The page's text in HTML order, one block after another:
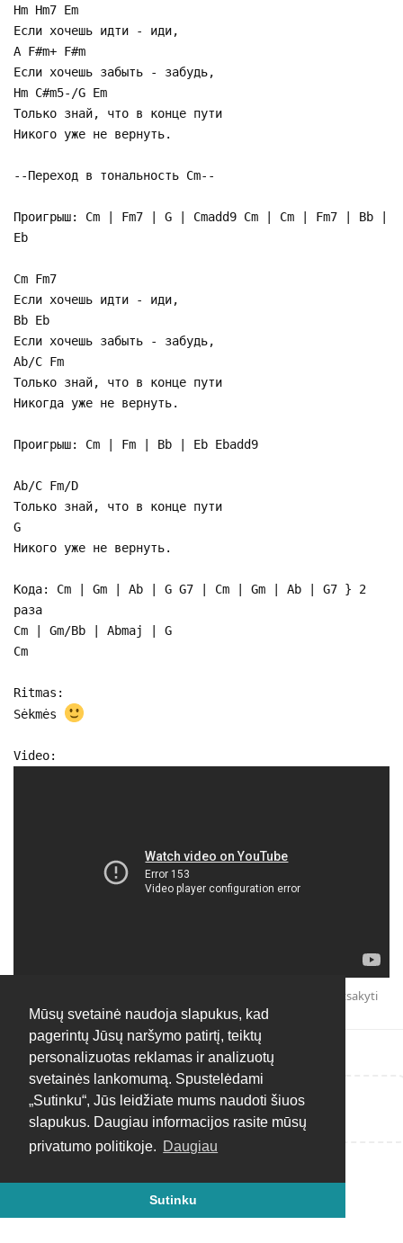
Mūsų svetainė naudoja slapukus, kad
pagerintų Jūsų naršymo patirtį, teiktų
personalizuotas reklamas ir analizuotų
svetainės lankomumą. Spustelėdami
„Sutinku“, Jūs leidžiate mums naudoti šiuos
slapukus. Daugiau informacijos rasite mūsų
privatumo politikoje. Daugiau
Sutinku
Hm Hm7 Em
Если хочешь идти - иди,
A F#m+ F#m
Если хочешь забыть - забудь,
Hm C#m5-/G Em
Только знай, что в конце пути
Никого уже не вернуть.
--Переход в тональность Cm--
Проигрыш: Cm | Fm7 | G | Cmadd9 Cm | Cm | Fm7 | Bb |
Eb
Cm Fm7
Если хочешь идти - иди,
Bb Eb
Если хочешь забыть - забудь,
Ab/C Fm
Только знай, что в конце пути
Никогда уже не вернуть.
Проигрыш: Cm | Fm | Bb | Eb Ebadd9
Ab/C Fm/D
Только знай, что в конце пути
G
Никого уже не вернуть.
Кода: Cm | Gm | Ab | G G7 | Cm | Gm | Ab | G7 } 2
раза
Cm | Gm/Bb | Abmaj | G
Cm
Ritmas:
Sėkmės
Video:
Atsakyti
Rašyti atsakymą...